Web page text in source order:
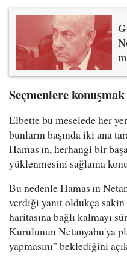
Seçmenlere konuşmak
Elbette bu meselede her
bunların başında iki ana
Hamas'ın, herhangi bir
yüklenmesini sağlama
Bu nedenle Hamas'ın
verdiği yanıt oldukça
haritasına bağlı kalmayı
Kurulunun Netanyahu'ya
yapmasını" beklediğini